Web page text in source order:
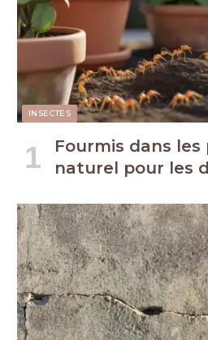
INSECTES
Fourmis dans
naturel pour les